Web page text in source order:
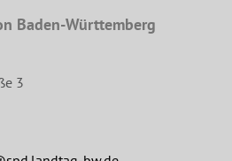
Baden-Württemberg
3